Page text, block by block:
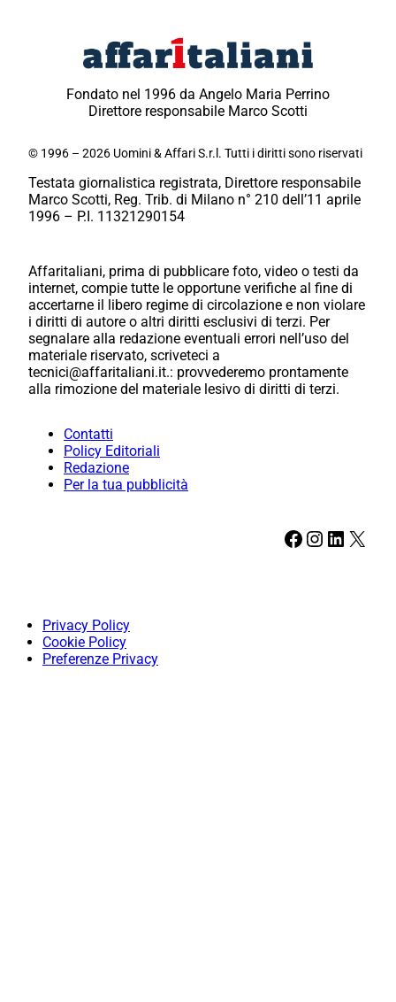
Fondato nel 1996 da Angelo Maria Perrino
Direttore responsabile Marco Scotti
© 1996 – 2026 Uomini & Affari S.r.l. Tutti i diritti sono riservati
Testata giornalistica registrata, Direttore responsabile
Marco Scotti, Reg. Trib. di Milano n° 210 dell’11 aprile
1996 – P.I. 11321290154
Affaritaliani, prima di pubblicare foto, video o testi da
internet, compie tutte le opportune verifiche al fine di
accertarne il libero regime di circolazione e non violare
i diritti di autore o altri diritti esclusivi di terzi. Per
segnalare alla redazione eventuali errori nell’uso del
materiale riservato, scriveteci a
tecnici@affaritaliani.it.: provvederemo prontamente
alla rimozione del materiale lesivo di diritti di terzi.
Contatti
Policy Editoriali
Redazione
Per la tua pubblicità
Facebook Instagram LinkedIn X
Privacy Policy
Cookie Policy
Preferenze Privacy